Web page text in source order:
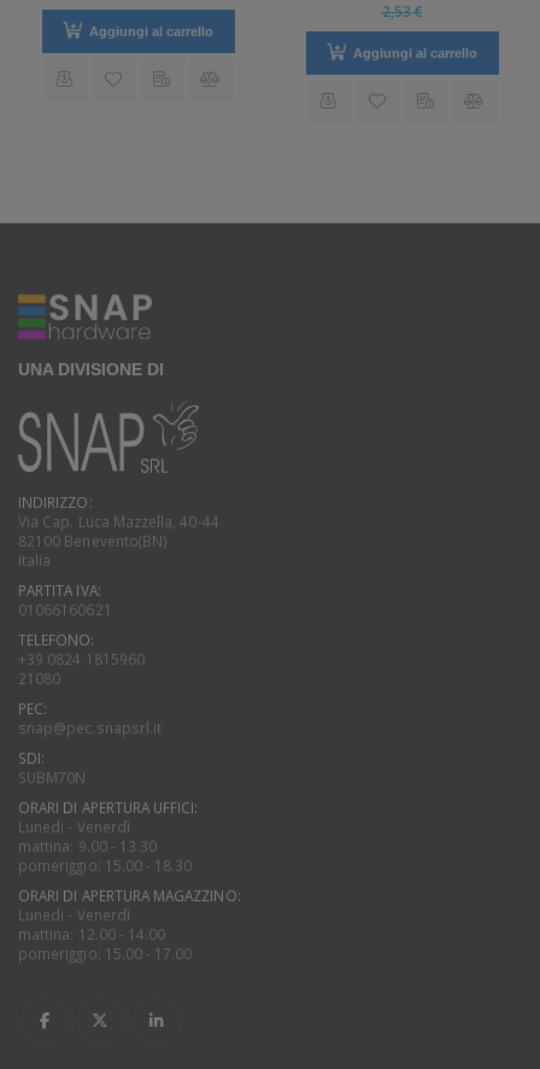
Aggiungi al carrello
2,53 €
Aggiungi al carrello
UNA DIVISIONE DI
INDIRIZZO:
Via Cap. Luca Mazzella, 40-44
82100 Benevento(BN)
Italia
PARTITA IVA:
01066160621
TELEFONO:
+39 0824 1815960
21080
PEC:
snap@pec.snapsrl.it
SDI:
SUBM70N
ORARI DI APERTURA UFFICI:
Lunedi - Venerdì
mattina: 9.00 - 13.30
pomeriggio: 15.00 - 18.30
ORARI DI APERTURA MAGAZZINO:
Lunedi - Venerdì
mattina: 12.00 - 14.00
pomeriggio: 15.00 - 17.00